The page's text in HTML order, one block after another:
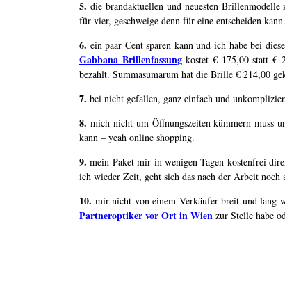
5. die brandaktuellen und neuesten
für vier, geschweige denn für eine entscheiden kann.
6. ein paar Cent sparen kann und ich habe bei
Gabbana Brillenfassungkostet € 175,00 statt €
bezahlt. Summasumarum hat die Brille € 214,00
7. bei nicht gefallen, ganz einfach und
8. mich nicht um Öffnungszeiten kümmern muss
kann – yeah online shopping.
9. mein Paket mir in wenigen Tagen kostenfrei
ich wieder Zeit, geht sich das nach der Arbeit noch
10. mir nicht von einem Verkäufer breit und lang
Partneroptiker vor Ort in Wien zur Stelle habe